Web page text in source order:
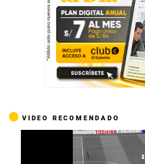
VIDEO RECOMENDADO